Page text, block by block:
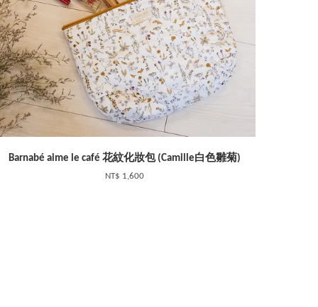
Barnabé aime le café 花紋化妝包 (Camille白色雛菊)
NT$ 1,600